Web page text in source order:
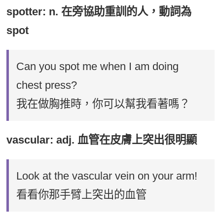
spotter: n. 在旁協助重訓的人，動詞為
spot
Can you spot me when I am doing
chest press?
我在做胸推時，你可以幫我看著嗎？
vascular: adj. 血管在皮膚上突出很明顯
Look at the vascular vein on your arm!
看看你那手臂上突出的血管